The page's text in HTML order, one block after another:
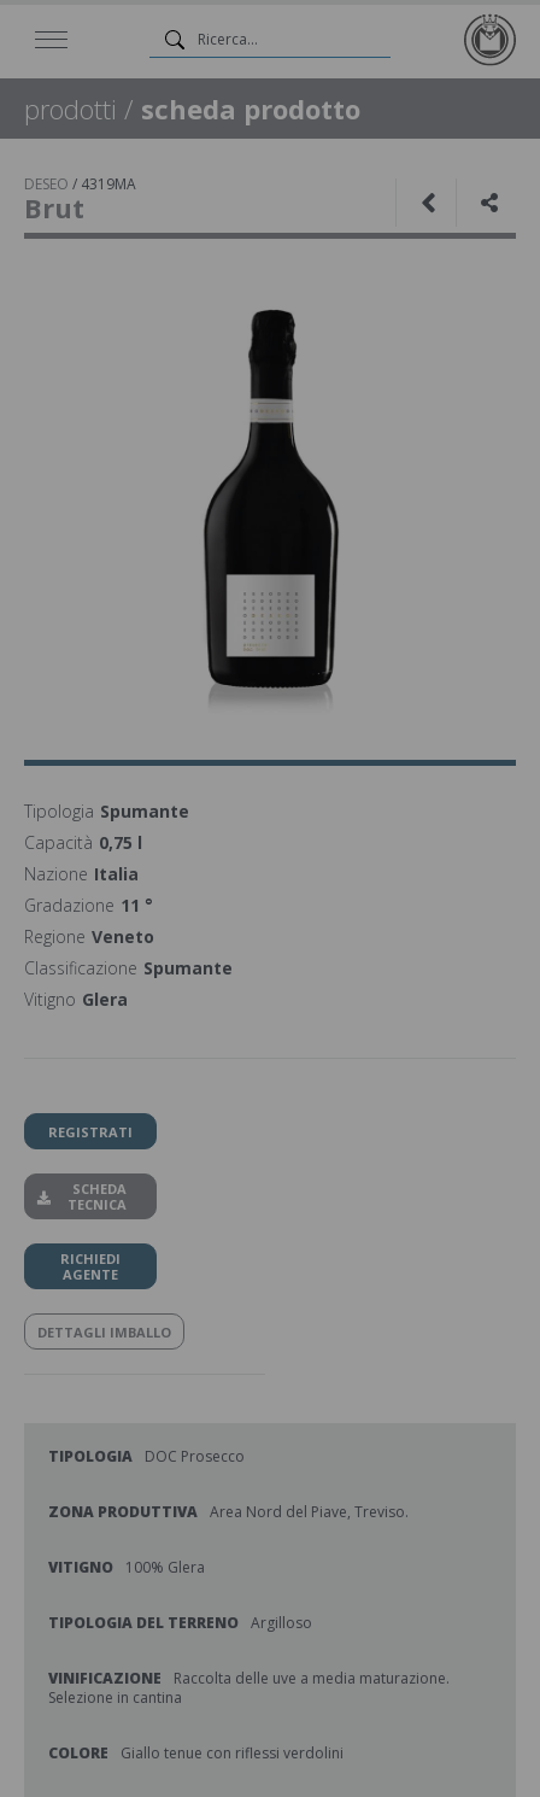
prodotti / scheda prodotto
DESEO / 4319MA
Brut
Tipologia Spumante
Capacità 0,75 l
Nazione Italia
Gradazione 11 °
Regione Veneto
Classificazione Spumante
Vitigno Glera
REGISTRATI
SCHEDA
TECNICA
RICHIEDI
AGENTE
DETTAGLI IMBALLO
TIPOLOGIA DOC Prosecco
ZONA PRODUTTIVA Area Nord del Piave, Treviso.
VITIGNO 100% Glera
TIPOLOGIA DEL TERRENO Argilloso
VINIFICAZIONE
Raccolta delle uve a media maturazione.
Selezione in cantina
COLORE Giallo tenue con riflessi verdolini